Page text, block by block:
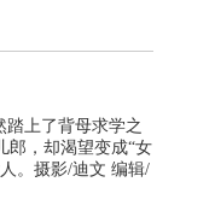
踏上了背母求学之
郎，却渴望变成“女
。摄影/迪文 编辑/